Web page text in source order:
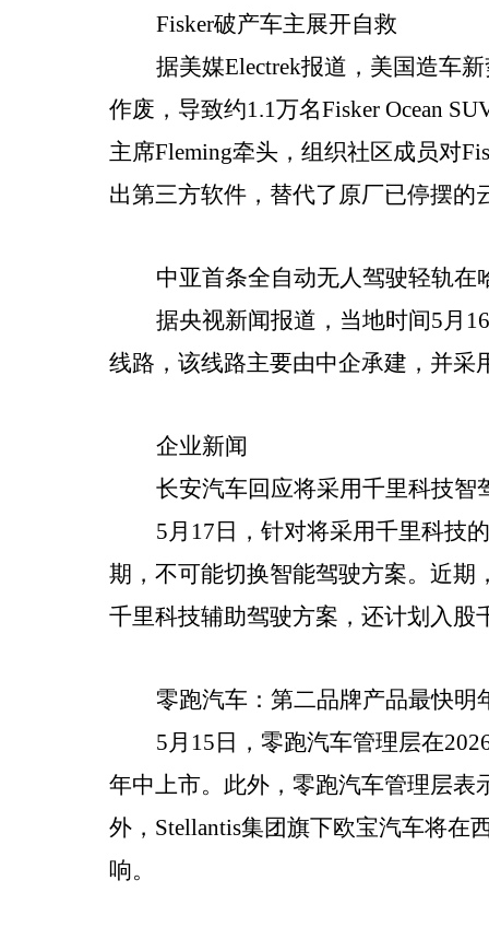
Fisker破产车主展开自救
据美媒Electrek报道，美国造车
作废，导致约1.1万名Fisker Ocean
主席Fleming牵头，组织社区成员对
出第三方软件，替代了原厂已停摆
中亚首条全自动无人驾驶轻轨在
据央视新闻报道，当地时间5月
线路，该线路主要由中企承建，并
企业新闻
长安汽车回应将采用千里科技
5月17日，针对将采用千里科技
期，不可能切换智能驾驶方案。近
千里科技辅助驾驶方案，还计划入股
零跑汽车：第二品牌产品最快明
5月15日，零跑汽车管理层在
年中上市。此外，零跑汽车管理层表
外，Stellantis集团旗下欧宝汽车将在
响。